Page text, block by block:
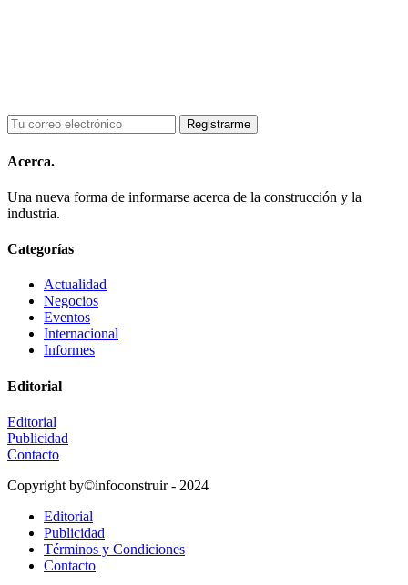
Acerca.
Una nueva forma de informarse acerca de la construcción y la
industria.
Categorías
Actualidad
Negocios
Eventos
Internacional
Informes
Editorial
Editorial
Publicidad
Contacto
Copyright by©infoconstruir - 2024
Editorial
Publicidad
Términos y Condiciones
Contacto